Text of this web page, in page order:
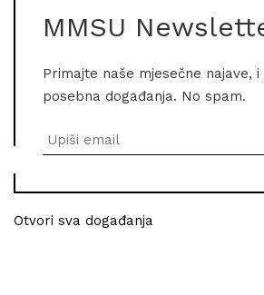
MMSU
Primajte naše mjesečne najave, i
posebna događanja. No spam.
Otvori sva događanja